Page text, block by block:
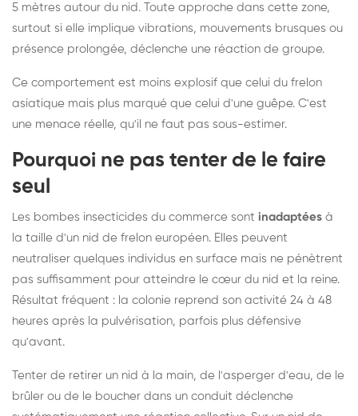
5 mètres autour du nid. Toute approche dans cette zone,
surtout si elle implique vibrations, mouvements brusques ou
présence prolongée, déclenche une réaction de groupe.
Ce comportement est moins explosif que celui du frelon
asiatique mais plus marqué que celui d'une guêpe. C'est
une menace réelle, qu'il ne faut pas sous-estimer.
Pourquoi ne pas tenter de le faire
seul
Les bombes insecticides du commerce sont inadaptées à
la taille d'un nid de frelon européen. Elles peuvent
neutraliser quelques individus en surface mais ne pénètrent
pas suffisamment pour atteindre le cœur du nid et la reine.
Résultat fréquent : la colonie reprend son activité 24 à 48
heures après la pulvérisation, parfois plus défensive
qu'avant.
Tenter de retirer un nid à la main, de l'asperger d'eau, de le
brûler ou de le boucher dans un conduit déclenche